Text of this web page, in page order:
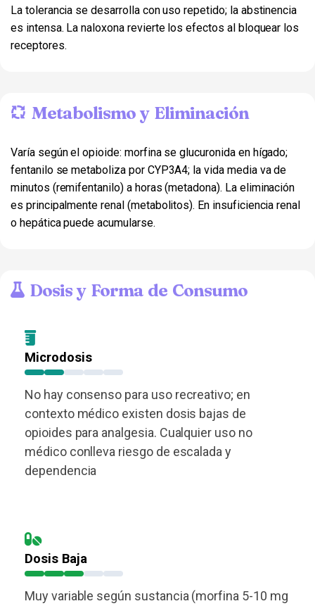
La tolerancia se desarrolla con uso repetido; la abstinencia
es intensa. La naloxona revierte los efectos al bloquear los
receptores.
Metabolismo y Eliminación
Varía según el opioide: morfina se glucuronida en hígado;
fentanilo se metaboliza por CYP3A4; la vida media va de
minutos (remifentanilo) a horas (metadona). La eliminación
es principalmente renal (metabolitos). En insuficiencia renal
o hepática puede acumularse.
Dosis y Forma de Consumo
Microdosis
No hay consenso para uso recreativo; en
contexto médico existen dosis bajas de
opioides para analgesia. Cualquier uso no
médico conlleva riesgo de escalada y
dependencia
Dosis Baja
Muy variable según sustancia (morfina 5-10 mg